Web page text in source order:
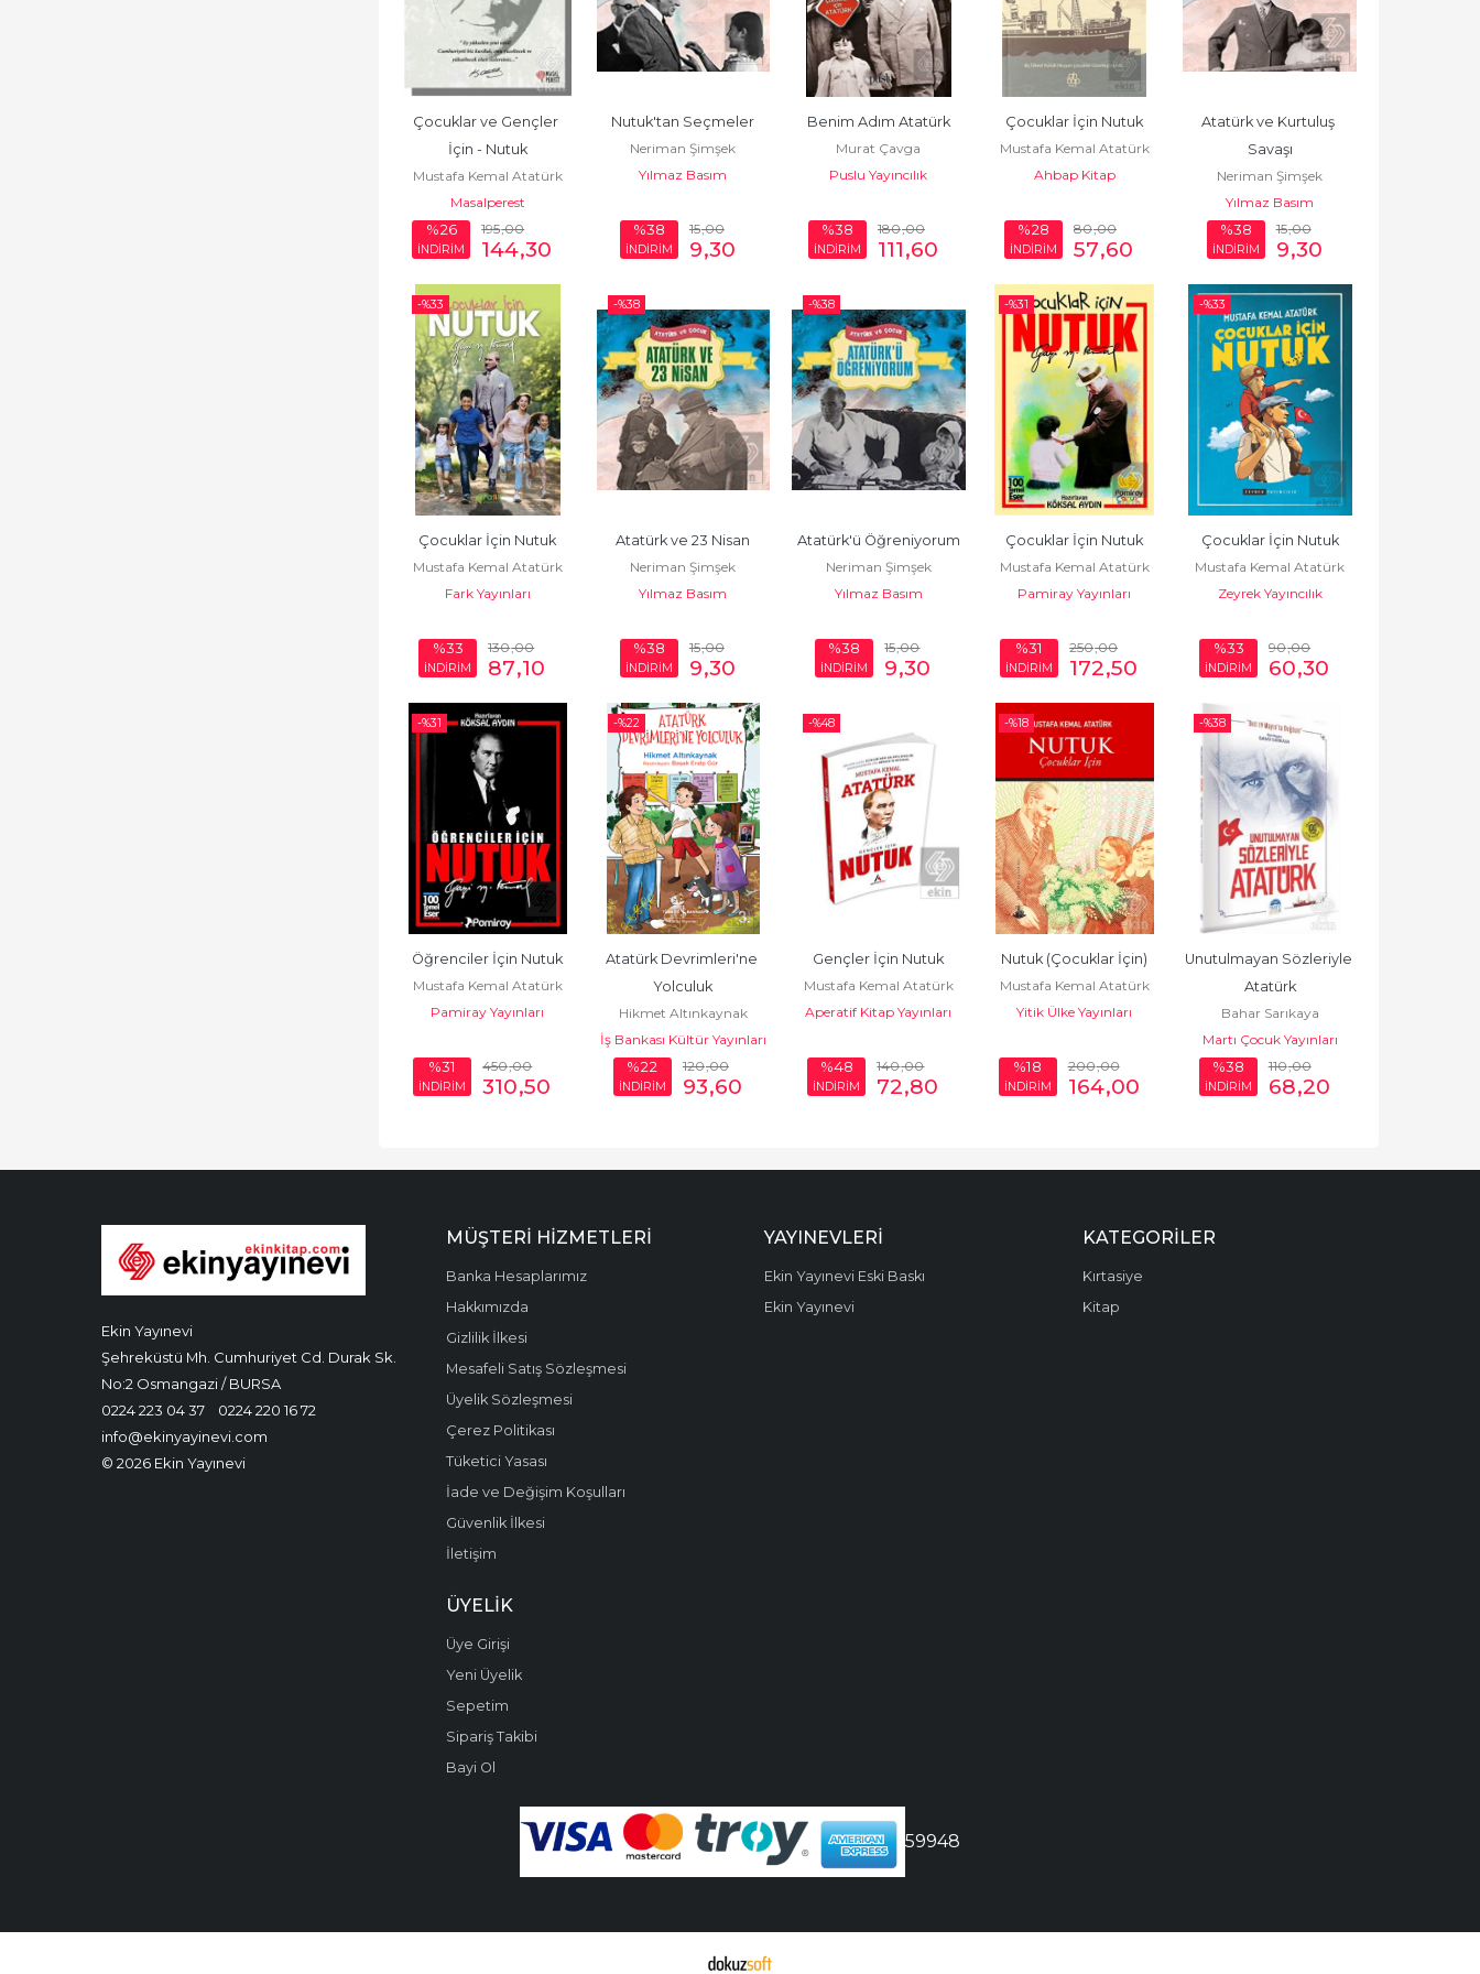
Diğer Ülke
Dil Öğrenimi
Din Eğitimi
Dinler Tarihi
Divan Edebiyatı -
Halk Edebiyatı
Dünya Klasikleri
Ekoloji
Çocuklar ve Gençler
İçin - Nutuk
Mustafa Kemal Atatürk
Masalperest
%26
İNDİRİM
195,00
144,30
Nutuk'tan Seçmeler
Neriman Şimşek
Yılmaz Basım
%38
İNDİRİM
15,00
9,30
Benim Adım Atatürk
Murat Çavga
Puslu Yayıncılık
%38
İNDİRİM
180,00
111,60
Çocuklar İçin Nutuk
Mustafa Kemal Atatürk
Ahbap Kitap
%28
İNDİRİM
80,00
57,60
Atatürk ve Kurtuluş
Savaşı
Neriman Şimşek
Yılmaz Basım
%38
İNDİRİM
15,00
9,30
-%33
Çocuklar İçin Nutuk
Mustafa Kemal Atatürk
Fark Yayınları
%33
İNDİRİM
130,00
87,10
-%38
Atatürk ve 23 Nisan
Neriman Şimşek
Yılmaz Basım
%38
İNDİRİM
15,00
9,30
-%38
Atatürk'ü Öğreniyorum
Neriman Şimşek
Yılmaz Basım
%38
İNDİRİM
15,00
9,30
-%31
Çocuklar İçin Nutuk
Mustafa Kemal Atatürk
Pamiray Yayınları
%31
İNDİRİM
250,00
172,50
-%33
Çocuklar İçin Nutuk
Mustafa Kemal Atatürk
Zeyrek Yayıncılık
%33
İNDİRİM
90,00
60,30
-%31
Öğrenciler İçin Nutuk
Mustafa Kemal Atatürk
Pamiray Yayınları
%31
İNDİRİM
450,00
310,50
-%22
Atatürk Devrimleri'ne
Yolculuk
Hikmet Altınkaynak
İş Bankası Kültür Yayınları
%22
İNDİRİM
120,00
93,60
-%48
Gençler İçin Nutuk
Mustafa Kemal Atatürk
Aperatif Kitap Yayınları
%48
İNDİRİM
140,00
72,80
-%18
Nutuk (Çocuklar İçin)
Mustafa Kemal Atatürk
Yitik Ülke Yayınları
%18
İNDİRİM
200,00
164,00
-%38
Unutulmayan Sözleriyle
Atatürk
Bahar Sarıkaya
Martı Çocuk Yayınları
%38
İNDİRİM
110,00
68,20
Ekin Yayınevi
Şehreküstü Mh. Cumhuriyet Cd. Durak Sk.
No:2 Osmangazi / BURSA
0224 223 04 37
0224 220 16 72
info@ekinyayinevi.com
© 2026 Ekin Yayınevi
MÜŞTERI HIZMETLERI
Banka Hesaplarımız
Hakkımızda
Gizlilik İlkesi
Mesafeli Satış Sözleşmesi
Üyelik Sözleşmesi
Çerez Politikası
Tüketici Yasası
İade ve Değişim Koşulları
Güvenlik İlkesi
İletişim
YAYINEVLERI
Ekin Yayınevi Eski Baskı
Ekin Yayınevi
KATEGORILER
Kırtasiye
Kitap
ÜYELIK
Üye Girişi
Yeni Üyelik
Sepetim
Sipariş Takibi
Bayi Ol
59948